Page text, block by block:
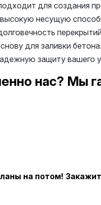
для создания
несущую
для заливки
защиту вашего
нас? Мы
на потом!